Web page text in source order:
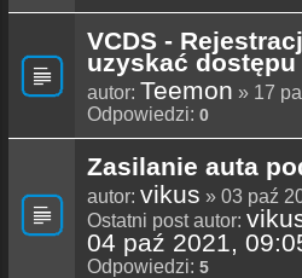
VCDS -
uzyskać
autor: Teemon » 17
Odpowiedzi: 0
Zasilanie auta
autor: vikus » 03 paź
Ostatni post autor:
04 paź 2021,
Odpowiedzi: 5